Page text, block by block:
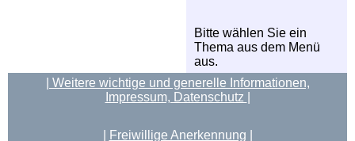
Bitte wählen Sie ein
Thema aus dem Menü
aus.
| Weitere wichtige und generelle Informationen,
Impressum, Datenschutz
Freiwillige Anerkennung